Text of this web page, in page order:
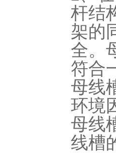
杆结
架的
全。
符合
母线
环境
母线
线槽